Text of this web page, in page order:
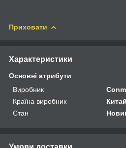
Приховати
Характеристики
Основні атрибути
Виробник
Країна виробник
Китай
Стан